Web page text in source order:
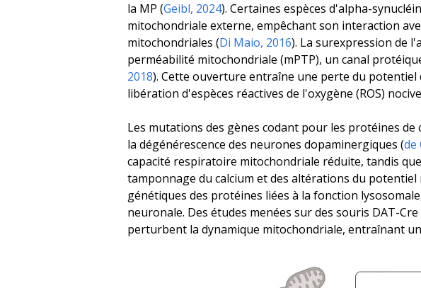
la MP (Geibl, 2024). Certaines espèces d'alpha-
mitochondriale externe, empêchant son interaction
mitochondriales (Di Maio, 2016). La surexpression de
perméabilité mitochondriale (mPTP), un canal
2018). Cette ouverture entraîne une perte du
libération d'espèces réactives de l'oxygène (ROS)
Les mutations des gènes codant pour les protéines
la dégénérescence des neurones dopaminergiques (de
capacité respiratoire mitochondriale réduite, tandis
tamponnage du calcium et des altérations du
génétiques des protéines liées à la fonction
neuronale. Des études menées sur des souris DAT-
perturbent la dynamique mitochondriale, entraînant